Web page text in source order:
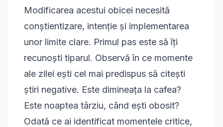
Modificarea acestui obicei necesită
conștientizare, intenție și implementarea
unor limite clare. Primul pas este să îți
recunoști tiparul. Observă în ce momente
ale zilei ești cel mai predispus să citești
știri negative. Este dimineața la cafea?
Este noaptea târziu, când ești obosit?
Odată ce ai identificat momentele critice,